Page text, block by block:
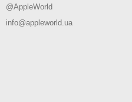
@AppleWorld
info@appleworld.ua